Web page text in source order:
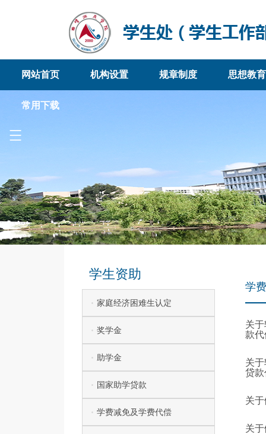
网站首页 机构设置 规章制度 思想教育
常用下载
学生资助
家庭经济困难生认定
奖学金
助学金
国家助学贷款
学费减免及学费代偿
学
关
款
关
贷
关
关